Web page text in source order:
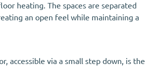
heating. The spaces are separated
an open feel while maintaining a
accessible via a small step down, is the